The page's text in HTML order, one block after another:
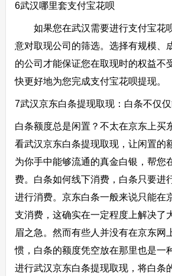
6武汉哪里套支付宝花呗
如果您在武汉需要进行支付宝花
意对取现公司的筛选。选择有规模、
的公司才能保证您在取现时的权益不
快更好地为您完成支付宝花呗提现。
7武汉京东白条提现取现：白条不仅
白条额度总是闲置？不太在京东上买
看武汉京东白条提现取现，让闲置的
为你手中能够流通的真金白银，帮您
费。白条如何线下消费，白条只要进
进行消费。京东白条一般来说只能在
支消费，这确实在一定程度上解决了
眉之急。然而有些人并没有在京东网
惯，白条的额度凭空放在那里也是一
进行武汉京东白条提现取现，将白条